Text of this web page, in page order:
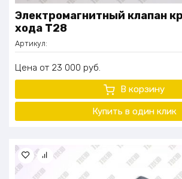
Электромагнитный клапан
хода Т28
Артикул:
Цена 23 000 руб.
В корзину
Купить в один клик